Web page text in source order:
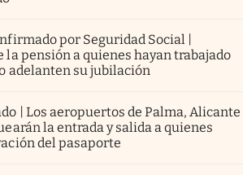
por Seguridad Social |
la pensión a quienes hayan trabajado
adelanten su jubilación
| Los aeropuertos de Palma, Alicante
la entrada y salida a quienes
del pasaporte